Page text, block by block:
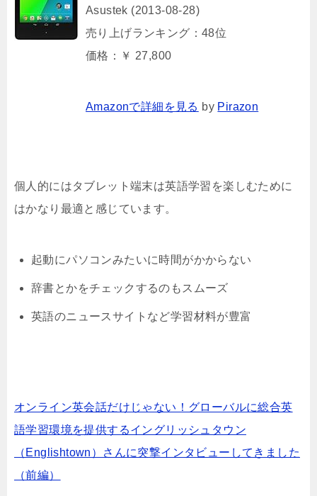
Asustek (2013-08-28)
売り上げランキング：48位
価格：￥ 27,800
Amazonで詳細を見る by Pirazon
個人的にはタブレット端末は英語学習を楽しむために
はかなり最適と感じています。
起動にパソコンみたいに時間がかからない
辞書とかをチェックするのもスムーズ
英語のニュースサイトなど学習材料が豊富
オンライン英会話だけじゃない！グローバルに総合英
語学習環境を提供するイングリッシュタウン
（Englishtown）さんに突撃インタビューしてきました
（前編）